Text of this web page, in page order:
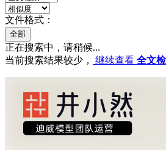
文件格式：
全部
正在搜索中，请稍候...
当前搜索结果较少，
继续查看 全文